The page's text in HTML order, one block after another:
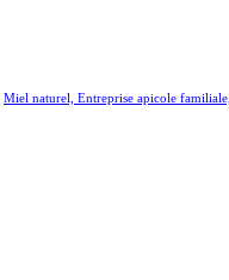
Miel naturel, Entreprise apicole familiale,